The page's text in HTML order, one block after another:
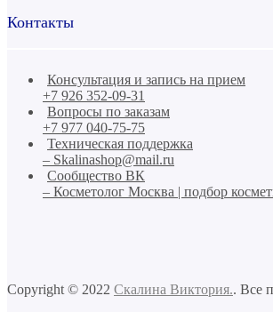
Контакты
Консультация и запись на прием
+7 926 352-09-31
Вопросы по заказам
+7 977 040-75-75
Техническая поддержка
– Skalinashop@mail.ru
Сообщество ВК
– Косметолог Москва | подбор
Copyright © 2022 Скалина Виктория.. Все